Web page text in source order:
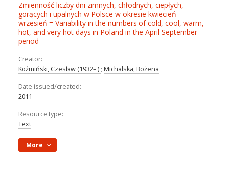
Zmienność liczby dni zimnych, chłodnych, ciepłych,
gorących i upalnych w Polsce w okresie kwiecień-
wrzesień = Variability in the numbers of cold, cool, warm,
hot, and very hot days in Poland in the April-September
period
Creator:
Koźmiński, Czesław (1932– ) ; Michalska, Bożena
Date issued/created:
2011
Resource type:
Text
More